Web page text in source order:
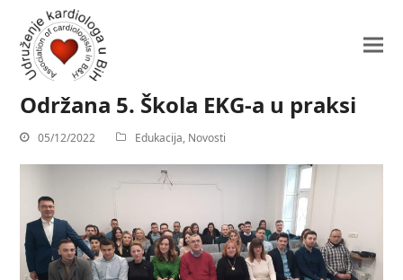
Održana 5. Škola EKG-a u praksi
05/12/2022 Edukacija, Novosti